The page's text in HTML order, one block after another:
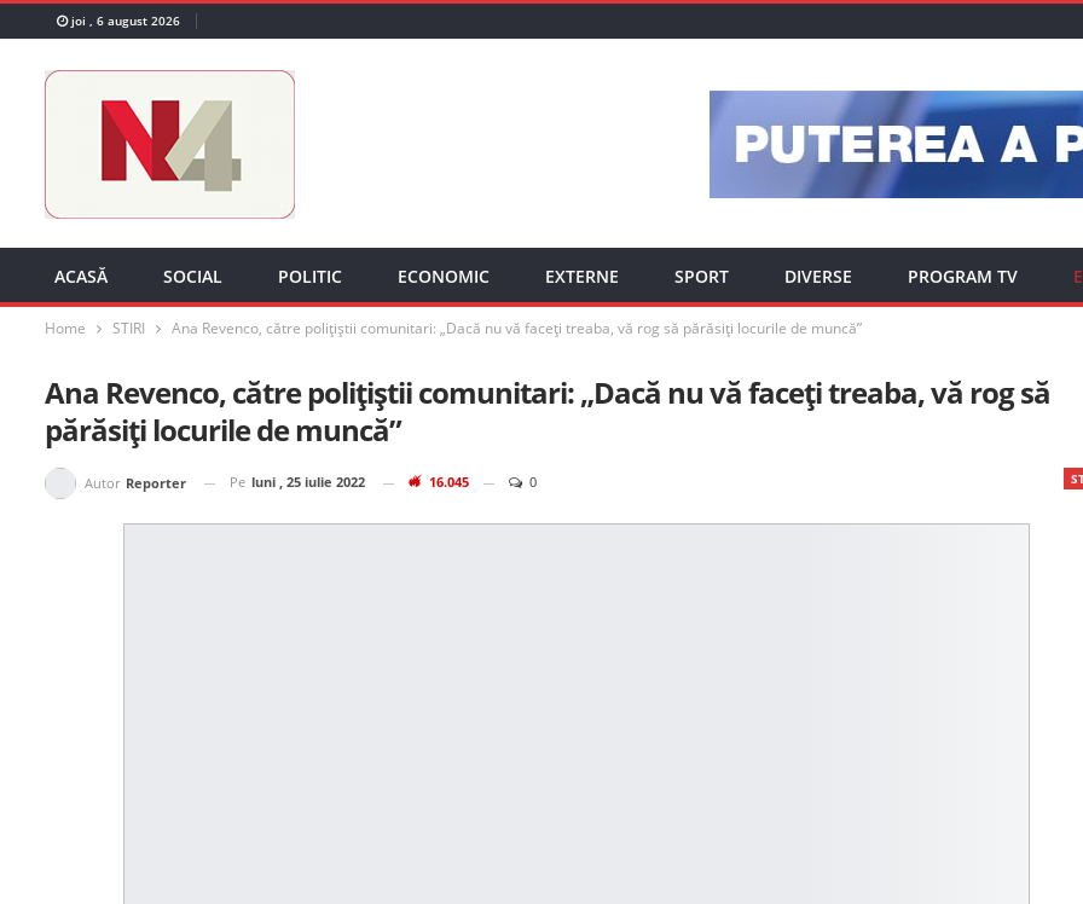
joi , 6 august 2026
ACASĂ SOCIAL POLITIC ECONOMIC EXTERNE SPORT DIVERSE PROGRAM TV
Home STIRI Ana Revenco, către polițiștii comunitari: „Dacă nu vă faceți treaba, vă rog să părăsiți locurile de muncă”
Ana Revenco, către polițiștii comunitari: „Dacă nu vă faceți treaba, vă rog să
părăsiți locurile de muncă”
Autor Reporter Pe luni , 25 iulie 2022 16.045 0